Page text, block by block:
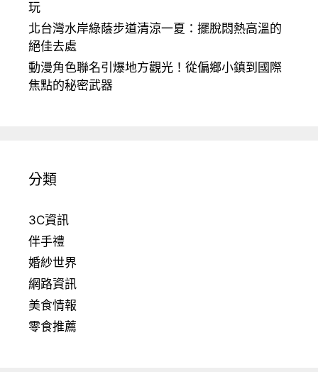
玩
北台灣水岸綠蔭步道清涼一夏：擺脫悶熱高溫的
絕佳去處
動漫角色聯名引爆地方觀光！從偏鄉小鎮到國際
焦點的秘密武器
分類
3C資訊
伴手禮
婚紗世界
網路資訊
美食情報
零食推薦